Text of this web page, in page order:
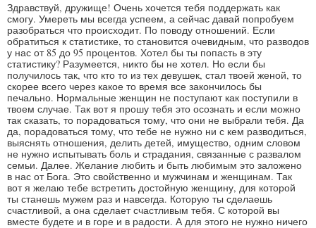
Здравствуй, дружище! Очень хочется тебя поддержать как
смогу. Умереть мы всегда успеем, а сейчас давай попробуем
разобраться что происходит. По поводу отношений. Если
обратиться к статистике, то становится очевидным, что разводов
у нас от 85 до 95 процентов. Хотел бы ты попасть в эту
статистику? Разумеется, никто бы не хотел. Но если бы
получилось так, что кто то из тех девушек, стал твоей женой, то
скорее всего через какое то время все закончилось бы
печально. Нормальные женщин не поступают как поступили в
твоем случае. Так вот я прошу тебя это осознать и если можно
так сказать, то порадоваться тому, что они не выбрали тебя. Да
да, порадоваться тому, что тебе не нужно ни с кем разводиться,
выяснять отношения, делить детей, имущество, одним словом
не нужно испытывать боль и страдания, связанные с развалом
семьи. Далее. Желание любить и быть любимым это заложено
в нас от Бога. Это свойственно и мужчинам и женщинам. Так
вот я желаю тебе встретить достойную женщину, для которой
ты станешь мужем раз и навсегда. Которую ты сделаешь
счастливой, а она сделает счастливым тебя. С которой вы
вместе будете и в горе и в радости. А для этого не нужно ничего